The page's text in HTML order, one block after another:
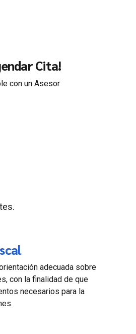
Cita!
con un Asesor
adecuada sobre
con la finalidad de que
necesarios para la